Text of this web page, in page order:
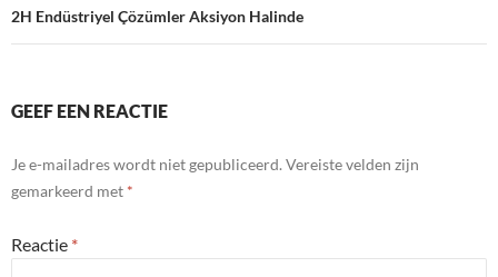
2H Endüstriyel Çözümler Aksiyon Halinde
GEEF EEN REACTIE
Je e-mailadres wordt niet gepubliceerd. Vereiste velden zijn
gemarkeerd met *
Reactie *